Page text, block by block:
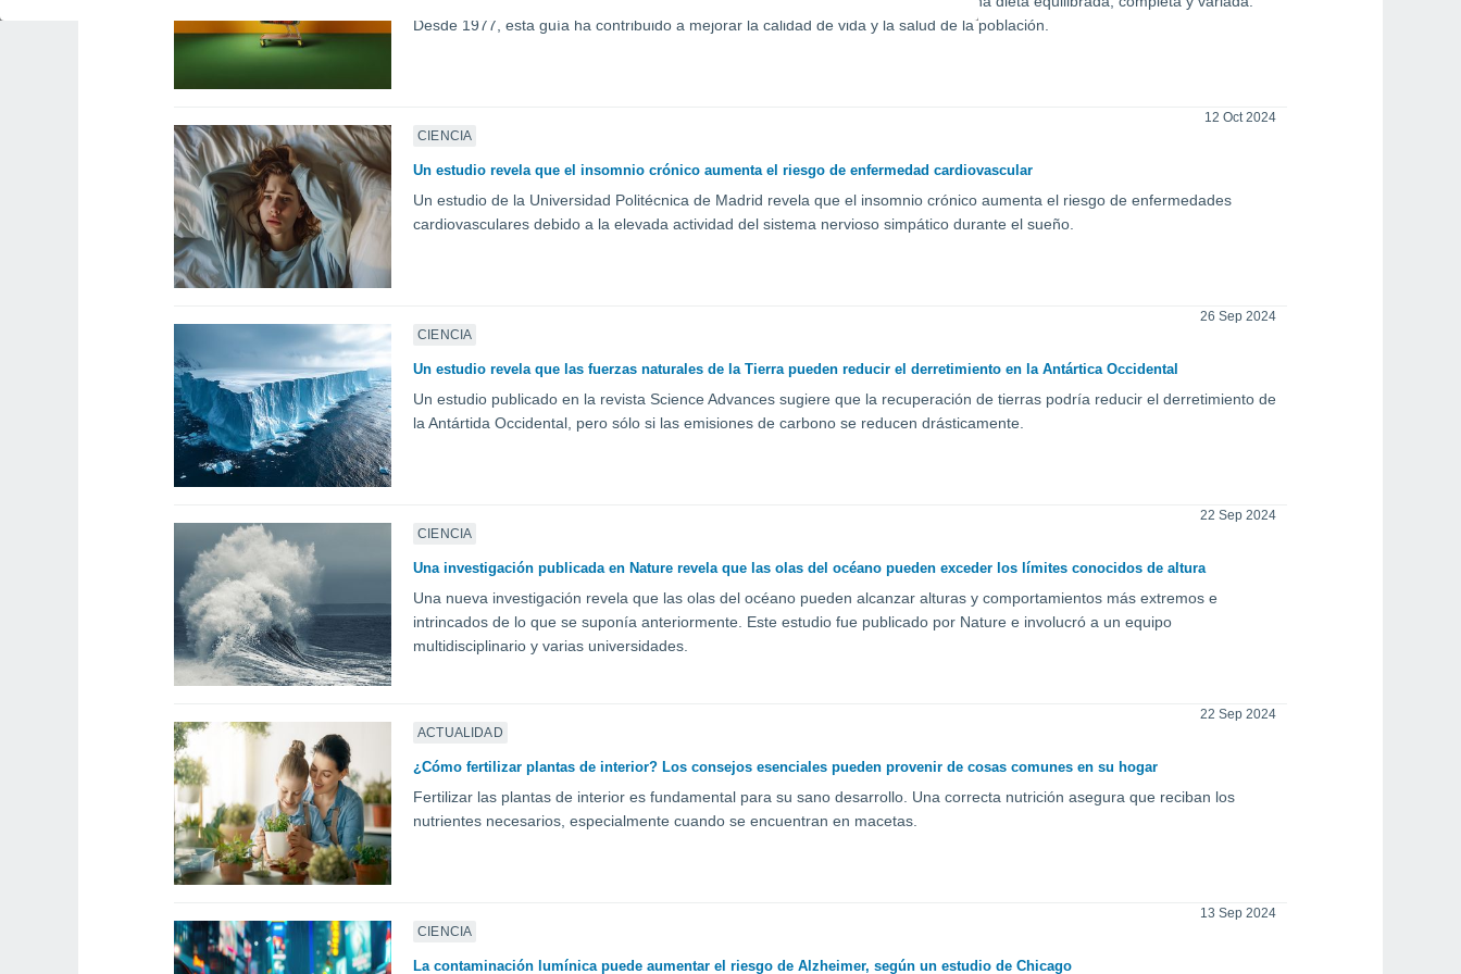
Desde 1977, esta guía ha contribuido a mejorar la calidad de vida y la salud de la población.
CIENCIA
12 Oct 2024
Un estudio revela que el insomnio crónico aumenta el riesgo de enfermedad cardiovascular
Un estudio de la Universidad Politécnica de Madrid revela que el insomnio crónico aumenta el riesgo de enfermedades
cardiovasculares debido a la elevada actividad del sistema nervioso simpático durante el sueño.
CIENCIA
26 Sep 2024
Un estudio revela que las fuerzas naturales de la Tierra pueden reducir el derretimiento en la Antártica Occidental
Un estudio publicado en la revista Science Advances sugiere que la recuperación de tierras podría reducir el derretimiento de
la Antártida Occidental, pero sólo si las emisiones de carbono se reducen drásticamente.
CIENCIA
22 Sep 2024
Una investigación publicada en Nature revela que las olas del océano pueden exceder los límites conocidos de altura
Una nueva investigación revela que las olas del océano pueden alcanzar alturas y comportamientos más extremos e
intrincados de lo que se suponía anteriormente. Este estudio fue publicado por Nature e involucró a un equipo
multidisciplinario y varias universidades.
ACTUALIDAD
22 Sep 2024
¿Cómo fertilizar plantas de interior? Los consejos esenciales pueden provenir de cosas comunes en su hogar
Fertilizar las plantas de interior es fundamental para su sano desarrollo. Una correcta nutrición asegura que reciban los
nutrientes necesarios, especialmente cuando se encuentran en macetas.
CIENCIA
13 Sep 2024
La contaminación lumínica puede aumentar el riesgo de Alzheimer, según un estudio de Chicago